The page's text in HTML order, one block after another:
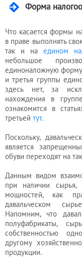
Форма
Что касается формы
в праве выполнять
так и наедином
небольшое
единоналожную форму
и третья группы
здесь нет, за
нахождения в
ознакомится в
третьей тут.
Поскольку,
является
обуви переходят на
Данным видом
при наличии сырья,
мощностей, как
давальческом
Напомним, что
полуфабрикаты,
собственностью
другому
продукции.